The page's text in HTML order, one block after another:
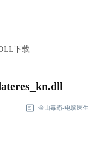
下载
金山毒霸-电脑医生